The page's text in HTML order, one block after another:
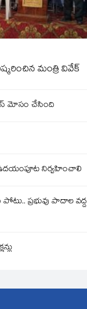
మంత్రి వివేక్
మోసం చేసింది
ఉదయంపూట నిర్వహించాలి
పోటు.. ప్రభువు పాదాల వద్ద